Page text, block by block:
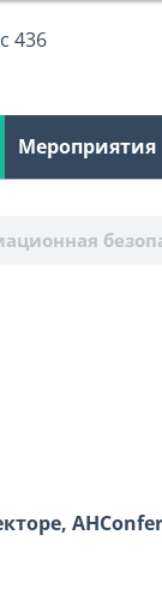
436
Мероприятия